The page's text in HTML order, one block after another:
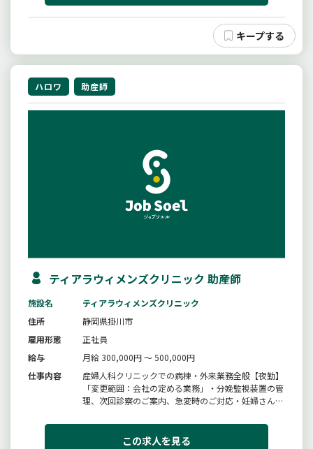
ハロワ 助産師
ティアラウィメンズクリニック 助産師
施設名
ティアラウィメンズクリニック
住所
静岡県掛川市
雇用形態
正社員
給与
月給 300,000円 ～ 500,000円
仕事内容
産婦人科クリニックでの病棟・外来業務全般【夜勤】
「変更範囲：会社の定める業務」・分娩監視装置の管
理、次回診察のご案内、急変時のご対応・妊婦さんへ
ク・産褥期のケア、入院した妊婦さんの陣痛から分
娩、産後のケア・異常分娩として微弱陣痛、出血、帝
この求人を見る